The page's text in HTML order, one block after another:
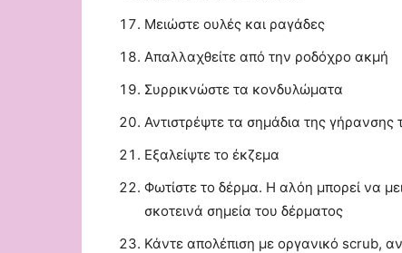
Μειώστε ουλές και ραγάδες
Απαλλαχθείτε από την ροδόχρο ακμή
Συρρικνώστε τα κονδυλώματα
Αντιστρέψτε τα σημάδια της γήρανσης
Εξαλείψτε το έκζεμα
Φωτίστε το δέρμα. Η αλόη μπορεί να
σκοτεινά σημεία του δέρματος
Κάντε απολέπιση με οργανικό scrub,